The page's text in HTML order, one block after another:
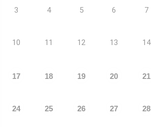
3 4 5 6 7
10 11 12 13 14
17 18 19 20 21
24 25 26 27 28